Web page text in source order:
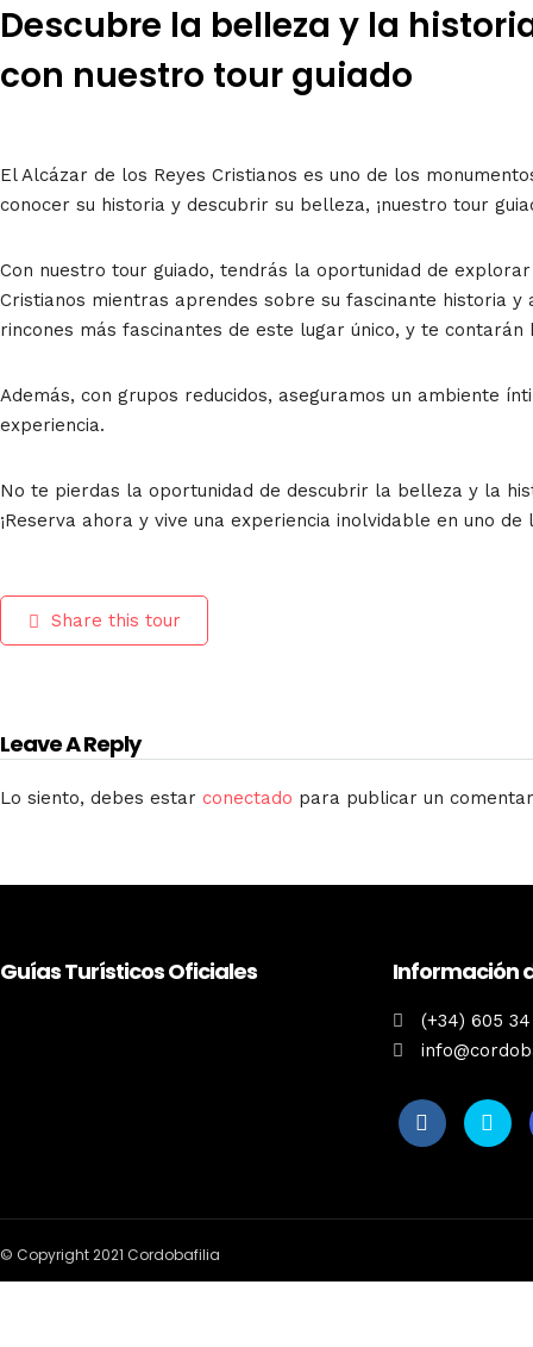
Descubre la belleza y la
con nuestro tour guiado
El Alcázar de los Reyes Cristianos es uno de los
conocer su historia y descubrir su belleza, ¡nuestro tour
Con nuestro tour guiado, tendrás la oportunidad de
Cristianos mientras aprendes sobre su fascinante historia
rincones más fascinantes de este lugar único, y te
Además, con grupos reducidos, aseguramos un ambiente
experiencia.
No te pierdas la oportunidad de descubrir la belleza y la
¡Reserva ahora y vive una experiencia inolvidable en uno
Share this tour
Leave A Reply
Lo siento, debes estar conectado para publicar un
Guías Turísticos Oficiales Información
(+34) 605
© Copyright 2021 Cordobafilia